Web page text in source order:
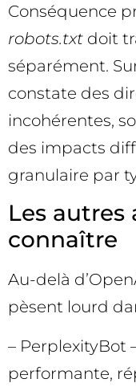
Conséquence
robots.txt doit
séparément.
constate des
incohérentes,
des impacts
granulaire par
Les autres
connaître
Au-delà
pèsent lourd
– PerplexityBot
performante,